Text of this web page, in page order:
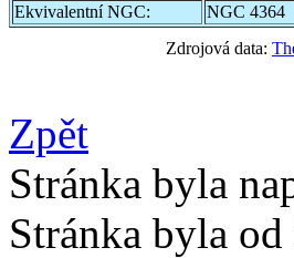
Ekvivalentní NGC:
NGC 4364
Zdrojová data:
Zpět
Stránka byla
Stránka byla